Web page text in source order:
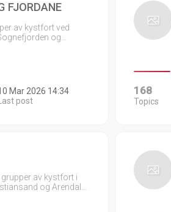
FJORDANE
av kystfort ved
og…
Mar 2026 14:34
Last post
168
Topics
grupper av kystfort i
og Arendal…